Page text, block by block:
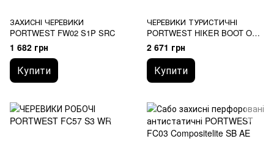
ЗАХИСНІ ЧЕРЕВИКИ
PORTWEST FW02 S1P SRC
1 682 грн
Купити
ЧЕРЕВИКИ ТУРИСТИЧНІ
PORTWEST HIKER BOOT OB
FW40
2 671 грн
Купити